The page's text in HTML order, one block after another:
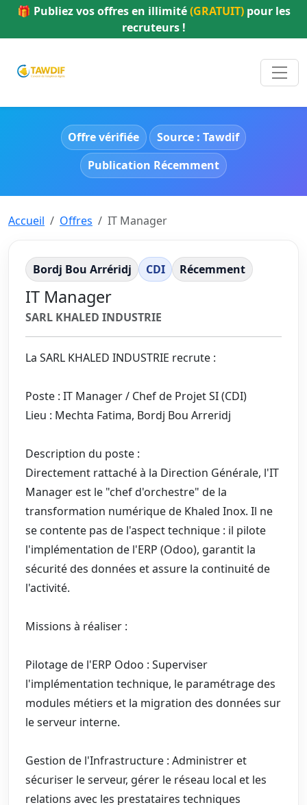
🎁 Publiez vos offres en illimité(GRATUIT)pour les
recruteurs !
Offre vérifiée
Source : Tawdif
Publication Récemment
Accueil Offres IT Manager
Bordj Bou Arréridj CDI Récemment
IT Manager
SARL KHALED INDUSTRIE
La SARL KHALED INDUSTRIE recrute :
Poste : IT Manager / Chef de Projet SI (CDI)
Lieu : Mechta Fatima, Bordj Bou Arreridj
Description du poste :
Directement rattaché à la Direction Générale, l'IT
Manager est le "chef d'orchestre" de la
transformation numérique de Khaled Inox. Il ne
se contente pas de l'aspect technique : il pilote
l'implémentation de l'ERP (Odoo), garantit la
sécurité des données et assure la continuité de
l'activité.
Missions à réaliser :
Pilotage de l'ERP Odoo : Superviser
l'implémentation technique, le paramétrage des
modules métiers et la migration des données sur
le serveur interne.
Gestion de l'Infrastructure : Administrer et
sécuriser le serveur, gérer le réseau local et les
relations avec les prestataires techniques